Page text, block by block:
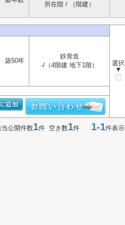
所在階 / （階建）
選択
▼
築50年
鉄骨造
-/（4階建 地下1階）
当公開件数1件 空き数1件 1-1件表示